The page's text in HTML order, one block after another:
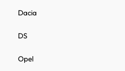
DS
Opel
Dacia